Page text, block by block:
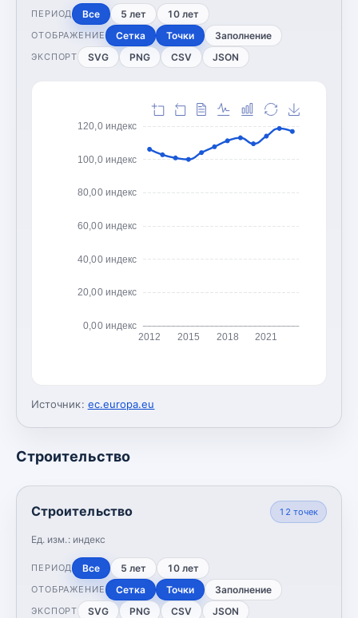
ПЕРИОД Все 5 лет 10 лет
ОТОБРАЖЕНИЕ Сетка Точки Заполнение
ЭКСПОРТ SVG PNG CSV JSON
0,00 индекс
20,00 индекс
40,00 индекс
60,00 индекс
80,00 индекс
100,0 индекс
120,0 индекс
2012 2015 2018 2021
Источник: ec.europa.eu
Строительство
Строительство
Ед. изм.: индекс
12 точек
ПЕРИОД Все 5 лет 10 лет
ОТОБРАЖЕНИЕ Сетка Точки Заполнение
ЭКСПОРТ SVG PNG CSV JSON